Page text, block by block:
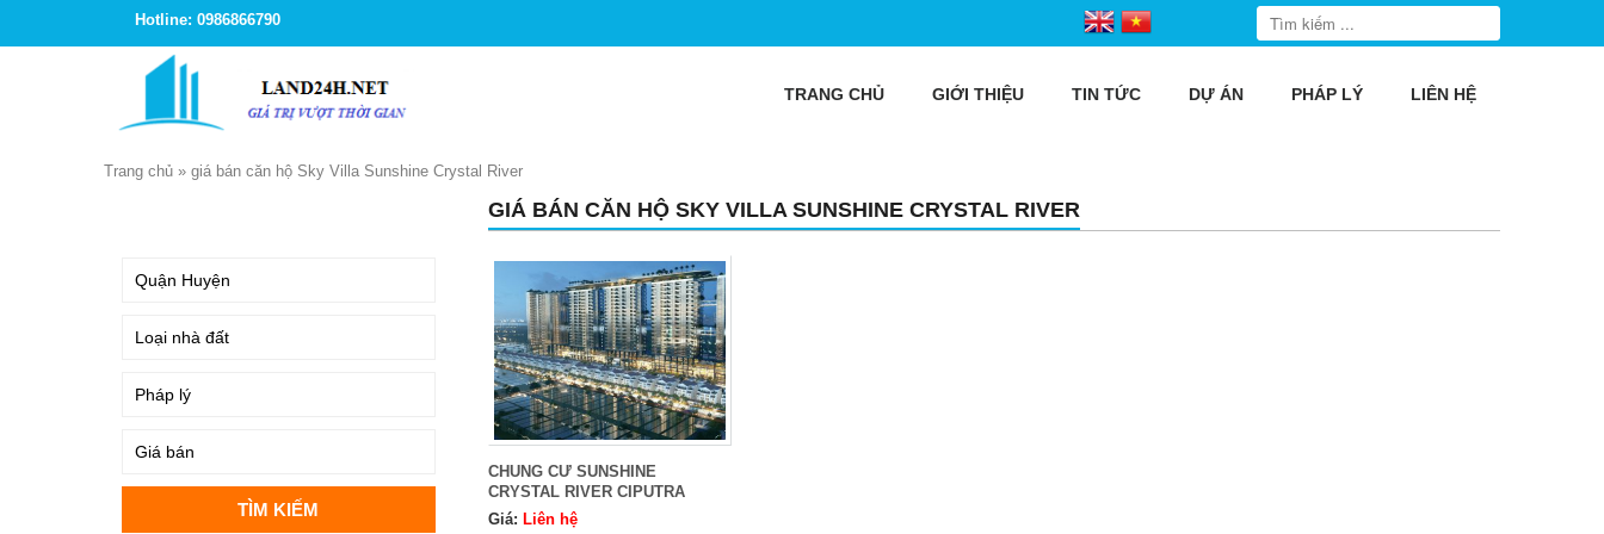
Hotline: 0986866790
TRANG CHỦ GIỚI THIỆU TIN TỨC DỰ ÁN PHÁP LÝ LIÊN HỆ
Trang chủ » giá bán căn hộ Sky Villa Sunshine Crystal River
GIÁ BÁN CĂN HỘ SKY VILLA SUNSHINE CRYSTAL RIVER
CHUNG CƯ SUNSHINE
CRYSTAL RIVER CIPUTRA
Giá: Liên hệ